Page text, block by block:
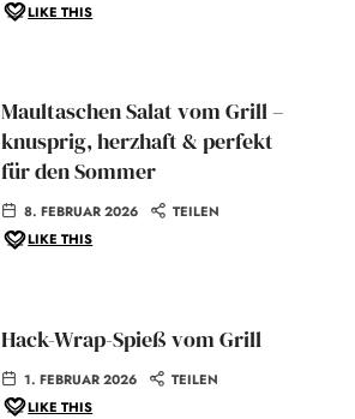
LIKE THIS
Maultaschen Salat vom Grill –
knusprig, herzhaft & perfekt
für den Sommer
8. FEBRUAR 2026
TEILEN
LIKE THIS
Hack-Wrap-Spieß vom Grill
1. FEBRUAR 2026
TEILEN
LIKE THIS